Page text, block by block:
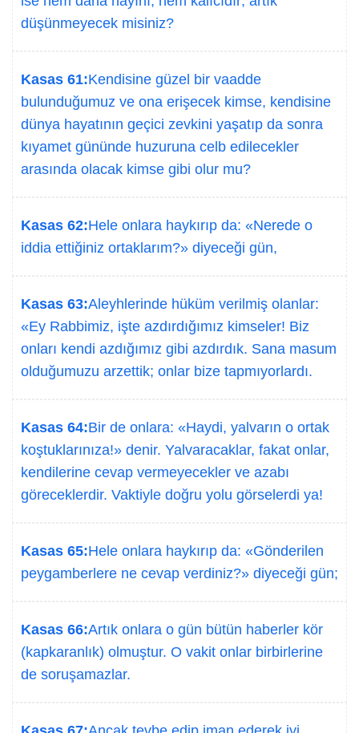
düşünmeyecek misiniz?
Kasas 61:Kendisine güzel bir vaadde
bulunduğumuz ve ona erişecek kimse, kendisine
dünya hayatının geçici zevkini yaşatıp da sonra
kıyamet gününde huzuruna celb edilecekler
arasında olacak kimse gibi olur mu?
Kasas 62:Hele onlara haykırıp da: «Nerede o
iddia ettiğiniz ortaklarım?» diyeceği gün,
Kasas 63:Aleyhlerinde hüküm verilmiş olanlar:
«Ey Rabbimiz, işte azdırdığımız kimseler! Biz
onları kendi azdığımız gibi azdırdık. Sana masum
olduğumuzu arzettik; onlar bize tapmıyorlardı.
Kasas 64:Bir de onlara: «Haydi, yalvarın o ortak
koştuklarınıza!» denir. Yalvaracaklar, fakat onlar,
kendilerine cevap vermeyecekler ve azabı
göreceklerdir. Vaktiyle doğru yolu görselerdi ya!
Kasas 65:Hele onlara haykırıp da: «Gönderilen
peygamberlere ne cevap verdiniz?» diyeceği gün;
Kasas 66:Artık onlara o gün bütün haberler kör
(kapkaranlık) olmuştur. O vakit onlar birbirlerine
de soruşamazlar.